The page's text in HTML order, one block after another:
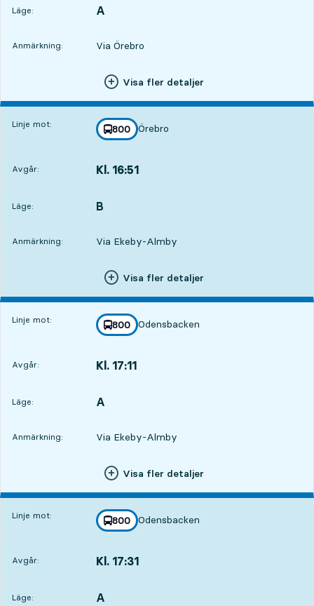
Läge:
LÄGE, A
,
Anmärkning: Via Örebro
Visa fler detaljer
Linje mot: linje
800
mot
Örebro
,
Avgår: Kl. 16:51
Läge:
LÄGE, B
,
Anmärkning: Via Ekeby-Almby
Visa fler detaljer
Linje mot: linje
800
mot
Odensbacken
,
Avgår: Kl. 17:11
Läge:
LÄGE, A
,
Anmärkning: Via Ekeby-Almby
Visa fler detaljer
Linje mot: linje
800
mot
Odensbacken
,
Avgår: Kl. 17:31
Läge:
LÄGE, A
,